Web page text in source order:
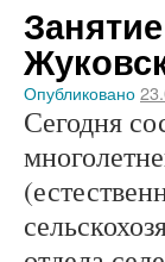
Опубликовано
Сегодня